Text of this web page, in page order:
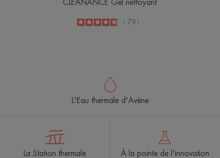
CLEANANCE Gel nettoyant
4.8
1 791
L'Eau thermale d'Avène
La Station thermale
À la pointe de l'innovation